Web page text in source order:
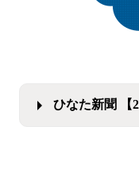
ひなた新聞 【